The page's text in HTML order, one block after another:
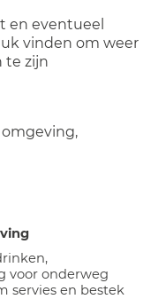
en eventueel
vinden om weer
te zijn
voor onderweg
servies en bestek